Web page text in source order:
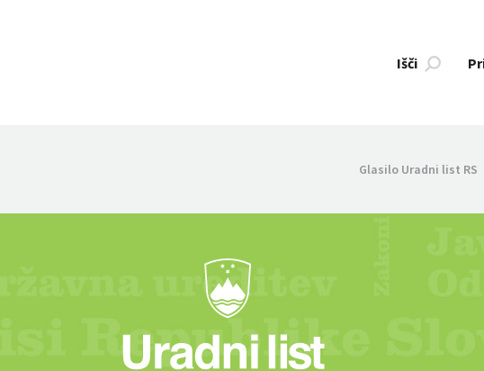
Išči
Glasilo Uradni list RS